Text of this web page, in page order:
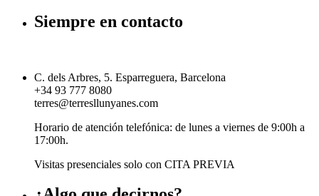
Siempre en contacto
C. dels Arbres, 5. Esparreguera, Barcelona
+34 93 777 8080
terres@terresllunyanes.com
Horario de atención telefónica: de lunes a viernes de 9:00h a
17:00h.
Visitas presenciales solo con CITA PREVIA